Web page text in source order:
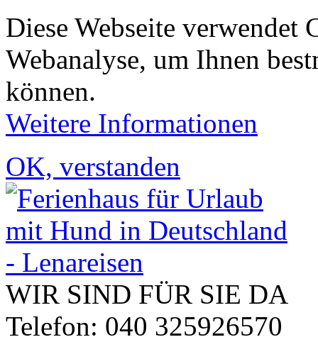
Diese Webseite verwendet
Webanalyse, um Ihnen
können.
Weitere Informationen
OK, verstanden
WIR SIND FÜR SIE DA
Telefon: 040 325926570